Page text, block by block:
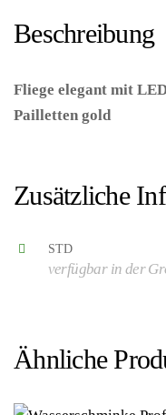
Beschreibung
Fliege elegant mit
Pailletten gold
Zusätzliche
STD
verfügbar in der
Ähnliche